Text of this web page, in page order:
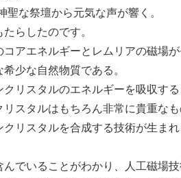
聖な祭壇から元気な声が響く。
らしたのです。
コアエネルギーとレムリアの磁場
少な自然物質である。
リスタルのエネルギーを吸収す
スタルはもちろん非常に貴重なも
リスタルを合成する技術が生ま
でいることがわかり、人工磁場